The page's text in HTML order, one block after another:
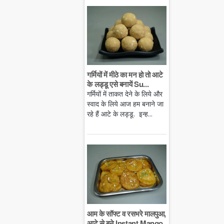
गर्मियों में मीठे का मन हो तो आटे
के लड्डू एसे बनायें Su...
गर्मियों में ताकत देने के लिये और
स्वाद के लिये आज हम बनाने जा
रहे हैं आटे के लड्डू. इन्ह...
आम के सॉफ्ट व रसभरे मालपुआ,